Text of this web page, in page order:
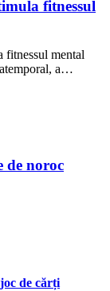
fitnessul
fitnessul mental
a…
de noroc
de cărți